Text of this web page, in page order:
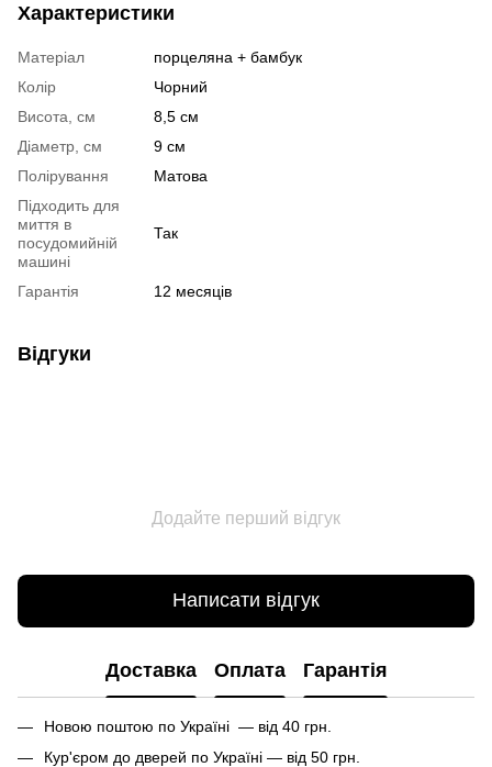
Характеристики
Матеріал
порцеляна + бамбук
Колір
Чорний
Висота, см
8,5 см
Діаметр, см
9 см
Полірування
Матова
Підходить для
миття в
посудомийній
машині
Так
Гарантія 12 месяців
Відгуки
Додайте перший відгук
Написати відгук
Доставка Оплата Гарантія
Новою поштою по Україні — від 40 грн.
Кур'єром до дверей по Україні — від 50 грн.